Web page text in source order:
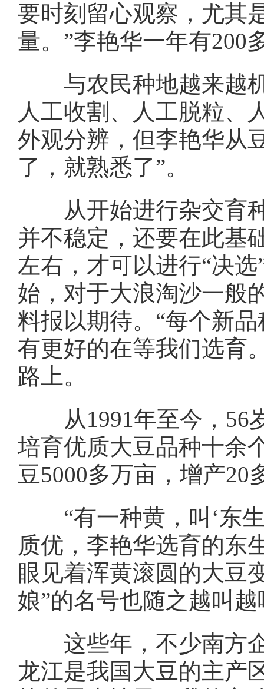
要时刻留心观察，尤其
量。”李艳华一年有200
与农民种地越来越机
人工收割、人工脱粒、
外观分辨，但李艳华从
了，就熟悉了”。
从开始进行杂交育种
并不稳定，还要在此
左右，才可以进行“决
始，对于大浪淘沙一般
料报以期待。“每个新
有更好的在等我们选育
路上。
从1991年至今，56岁
培育优质大豆品种十余
豆5000多万亩，增产20
“有一种黄，叫‘东生
质优，李艳华选育的东
眼见着浑黄滚圆的大豆
娘”的名号也随之越叫越
这些年，不少南方企
龙江是我国大豆的主产